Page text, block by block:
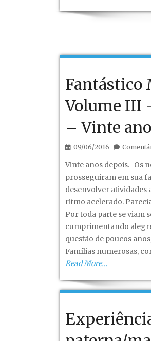
Fantástico
Volume III
– Vinte
09/06/2016
Vinte anos depois. Os
prosseguiram em sua
desenvolver
ritmo acelerado.
Por toda parte se viam
cumprimentando
questão de poucos
Famílias numerosas,
Read More…